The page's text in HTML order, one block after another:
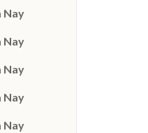
Nay
Nay
Nay
Nay
Nay